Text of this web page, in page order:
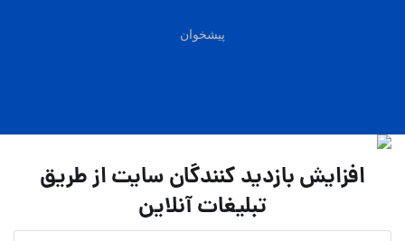
پیشخوان
افزایش بازدید کنندگان سایت از طریق
تبلیغات آنلاین